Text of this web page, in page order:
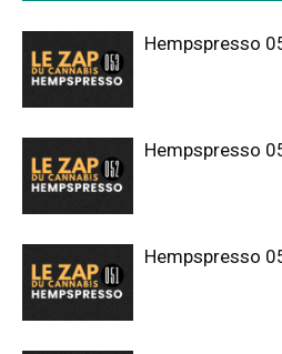
Hempspresso
Hempspresso
Hempspresso